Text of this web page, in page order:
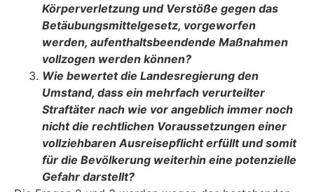
Körperverletzung und Verstöße gegen das
Betäubungsmittelgesetz, vorge­worfen
werden, aufenthaltsbeendende Maßnahmen
vollzogen werden können?
Wie bewertet die Landesregierung den
Umstand, dass ein mehrfach verurteilter
Straftäter nach wie vor angeblich immer noch
nicht die rechtlichen Voraussetzun­gen einer
vollziehbaren Ausreisepflicht erfüllt und somit
für die Bevölkerung wei­terhin eine potenzielle
Gefahr darstellt?